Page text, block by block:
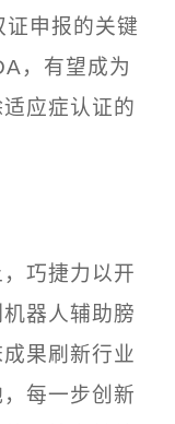
申报的关键
，有望成为
应症认证的
巧捷力以开
器人辅助膀
果刷新行业
每一步创新